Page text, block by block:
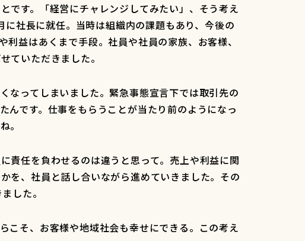
です。「経営にチャレンジしてみたい」、そう考え
社長に就任。当時は組織内の課題もあり、今後の
益はあくまで手段。社員や社員の家族、お客様、
ていただきました。
なってしまいました。緊急事態宣言下では取引先の
んです。仕事をもらうことが当たり前のようになっ
。
責任を負わせるのは違うと思って。売上や利益に関
を、社員と話し合いながら進めていきました。その
ました。
こそ、お客様や地域社会も幸せにできる。この考え